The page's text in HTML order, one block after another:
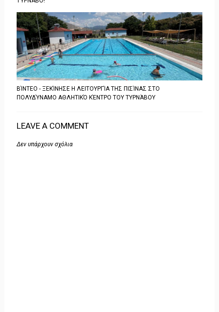
ΒΊΝΤΕΟ - ΞΕΚΊΝΗΣΕ Η ΛΕΙΤΟΥΡΓΊΑ ΤΗΣ ΠΙΣΊΝΑΣ ΣΤΟ
ΠΟΛΥΔΎΝΑΜΟ ΑΘΛΗΤΙΚΌ ΚΈΝΤΡΟ ΤΟΥ ΤΥΡΝΆΒΟΥ
LEAVE A COMMENT
Δεν υπάρχουν σχόλια